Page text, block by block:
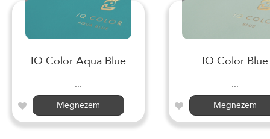
IQ Color Aqua Blue
...
Megnézem
IQ Color Blue
...
Megnézem